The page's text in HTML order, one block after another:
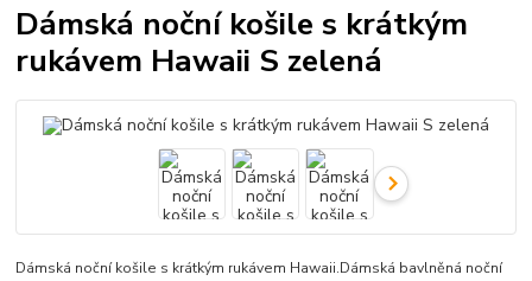
Dámská noční košile s krátkým
rukávem Hawaii S zelená
Dámská noční košile s krátkým rukávem Hawaii.Dámská bavlněná noční